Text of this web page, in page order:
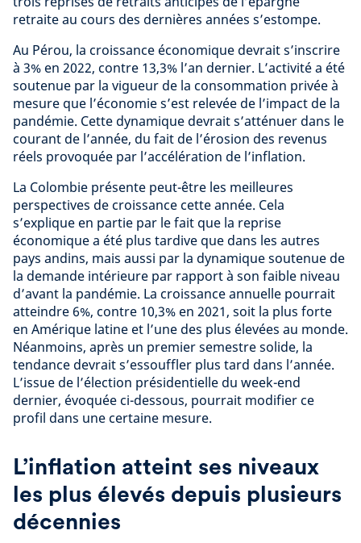
retraite au cours des dernières années s’estompe.
Au Pérou, la croissance économique devrait s’inscrire
à 3% en 2022, contre 13,3% l’an dernier. L’activité a été
soutenue par la vigueur de la consommation privée à
mesure que l’économie s’est relevée de l’impact de la
pandémie. Cette dynamique devrait s’atténuer dans le
courant de l’année, du fait de l’érosion des revenus
réels provoquée par l’accélération de l’inflation.
La Colombie présente peut-être les meilleures
perspectives de croissance cette année. Cela
s’explique en partie par le fait que la reprise
économique a été plus tardive que dans les autres
pays andins, mais aussi par la dynamique soutenue de
la demande intérieure par rapport à son faible niveau
d’avant la pandémie. La croissance annuelle pourrait
atteindre 6%, contre 10,3% en 2021, soit la plus forte
en Amérique latine et l’une des plus élevées au monde.
Néanmoins, après un premier semestre solide, la
tendance devrait s’essouffler plus tard dans l’année.
L’issue de l’élection présidentielle du week-end
dernier, évoquée ci-dessous, pourrait modifier ce
profil dans une certaine mesure.
L’inflation atteint ses niveaux
les plus élevés depuis plusieurs
décennies